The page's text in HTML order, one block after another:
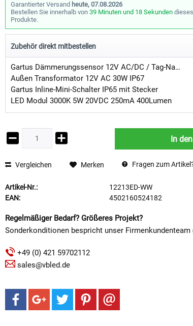
Garantierter Versand heute, 07.08.2026
Bestellen Sie innerhalb von39 Minuten und 18 Sekunden
Produkte.
Zubehör direkt mitbestellen
Gartus Dämmerungssensor 12V AC/DC / Tag-Nacht-Schalter
Außen Transformator 12V AC 30W IP67
Gartus Inline-Mini-Schalter IP65 mit Stecker
LED Modul 3000K 5W 20VDC 250mA 400Lumen
In den
Vergleichen Merken Fragen zum
Artikel-Nr.:
12213ED-WW
EAN:
4502160524182
Regelmäßiger Bedarf? Größeres Projekt?
Sonderkonditionen bespricht unser Firmenkundenteam
+49 (0) 421 59702112
sales@vbled.de